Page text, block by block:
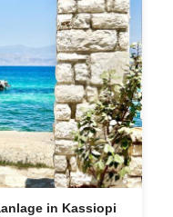
in Kassiopi